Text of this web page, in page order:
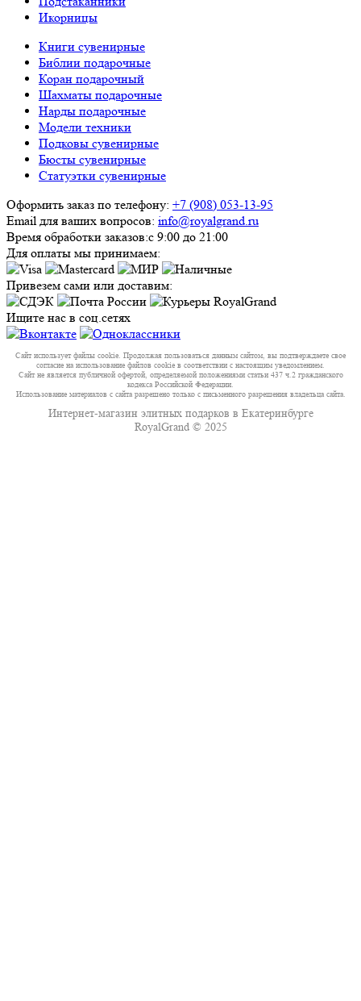
Икорницы
Книги сувенирные
Библии подарочные
Коран подарочный
Шахматы подарочные
Нарды подарочные
Модели техники
Подковы сувенирные
Бюсты сувенирные
Статуэтки сувенирные
Оформить заказ по телефону: +7 (908) 053-13-95
Email для ваших вопросов: info@royalgrand.ru
Время обработки заказов:с 9:00 до 21:00
Для оплаты мы принимаем:
Привезем сами или доставим:
Ищите нас в соц.сетях
Сайт использует файлы cookie. Продолжая пользоваться данным сайтом, вы подтверждаете свое
согласие на использование файлов cookie в соответствии с настоящим уведомлением.
Сайт не является публичной офертой, определяемой положениями статьи 437 ч.2 гражданского
кодекса Российской Федерации.
Использование материалов с сайта разрешено только с письменного разрешения владельца сайта.
Интернет-магазин элитных подарков в Екатеринбурге
RoyalGrand © 2025